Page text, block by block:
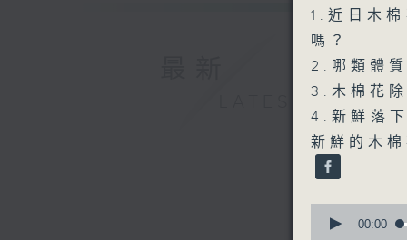
1.近日木
嗎？
2.哪類體
3.木棉花
4.新鮮落
新鮮的木
seconds
00:00